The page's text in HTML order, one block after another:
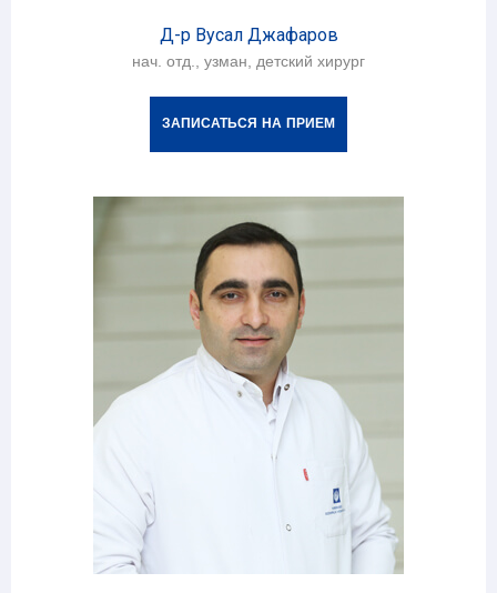
Д-р Вусал Джафаров
нач. отд., узман, детский хирург
ЗАПИСАТЬСЯ НА ПРИЕМ